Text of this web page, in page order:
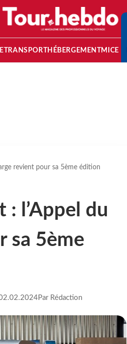
TRANSPORT HÉBERGEMENTMICE
revient pour sa 5ème édition
: l’Appel du
sa 5ème
Par Rédaction